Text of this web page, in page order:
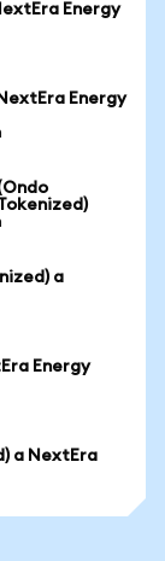
Energy
Energy
a
Energy
a NextEra